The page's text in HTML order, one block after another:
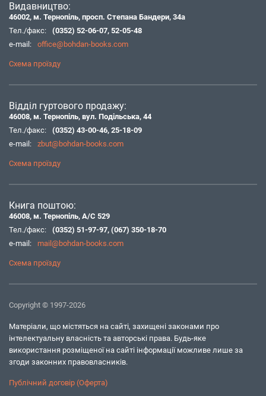
Видавництво:
46002, м. Тернопіль, просп. Степана Бандери, 34а
Тел./факс:
(0352) 52-06-07, 52-05-48
e-mail:
office@bohdan-books.com
Схема проїзду
Відділ гуртового продажу:
46008, м. Тернопіль, вул. Подільська, 44
Тел./факс:
(0352) 43-00-46, 25-18-09
e-mail:
zbut@bohdan-books.com
Схема проїзду
Книга поштою:
46008, м. Тернопіль, А/С 529
Тел./факс:
(0352) 51-97-97, (067) 350-18-70
e-mail:
mail@bohdan-books.com
Схема проїзду
Copyright © 1997-2026
Матеріали, що містяться на сайті, захищені законами про
інтелектуальну власність та авторські права. Будь-яке
використання розміщеної на сайті інформації можливе лише за
згоди законних правовласників.
Публічний договір (Оферта)